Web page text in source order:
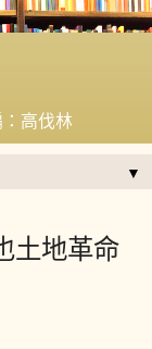
高伐林
▼
土地革命